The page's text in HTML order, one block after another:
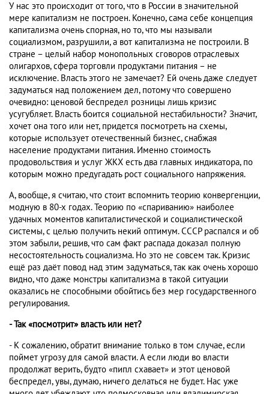
У нас это происходит от того, что в России в значительной
мере капитализм не построен. Конечно, сама себе концепция
капитализма очень спорная, но то, что мы называли
социализмом, разрушили, а вот капитализма не построили. В
стране – целый набор монопольных сговоров отраслевых
олигархов, сфера торговли продуктами питания – не
исключение. Власть этого не замечает? Ей очень даже следует
задуматься над положением дел, потому что совершено
очевидно: ценовой беспредел розницы лишь кризис
усугубляет. Власть боится социальной нестабильности? Значит,
хочет она того или нет, придется посмотреть на схемы,
которые использует отечественный бизнес, снабжая
население продуктами питания. Именно стоимость
продовольствия и услуг ЖКХ есть два главных индикатора, по
которым можно предугадать рост социального напряжения.
А, вообще, я считаю, что стоит вспомнить теорию конвергенции,
модную в 80-х годах. Теорию по «спариванию» наиболее
удачных моментов капиталистической и социалистической
системы, с целью получить некий оптимум. СССР распался и об
этом забыли, решив, что сам факт распада доказал полную
несостоятельность социализма. Но это не совсем так. Кризис
ещё раз даёт повод над этим задуматься, так как очень хорошо
видно, что даже монстры капитализма в такой ситуации
оказались не способными обойтись без мер государственного
регулирования.
- Так «посмотрит» власть или нет?
- К сожалению, обратит внимание только в том случае, если
поймет угрозу для самой власти. А если люди во власти
продолжат верить, будто «пипл схавает» и этот ценовой
беспредел, увы, думаю, ничего делаться не будет. Нас уже